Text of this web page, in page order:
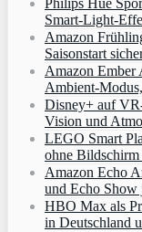
Philips Hue
Amazon
Saisonstart
Amazon Ember
Disney+ auf
Vision und
LEGO Smart
ohne Bildschirm
Amazon Echo
und Echo Show
HBO Max als
in Deutschland